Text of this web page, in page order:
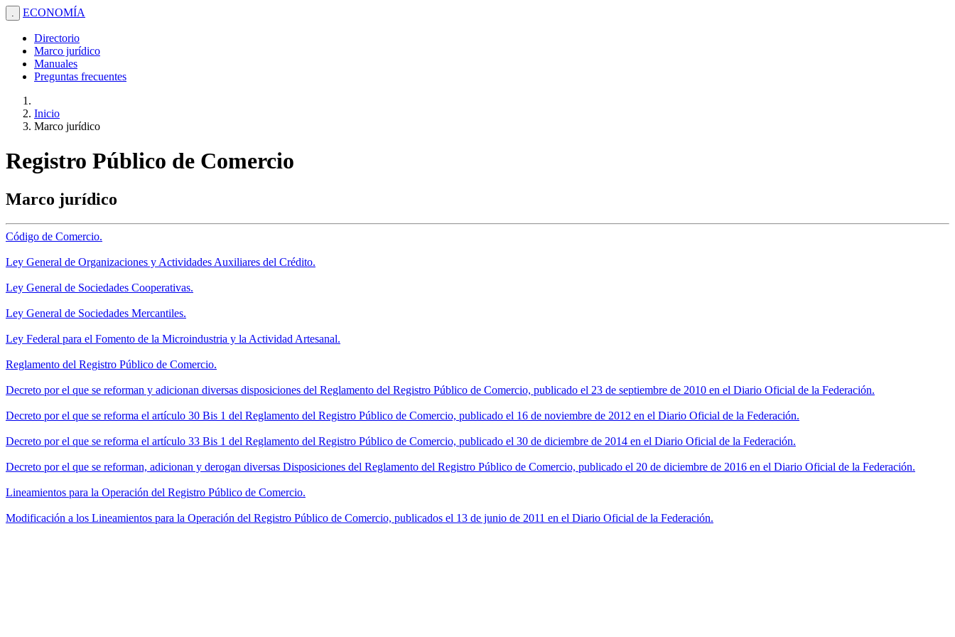
. ECONOMÍA
Directorio
Marco jurídico
Manuales
Preguntas frecuentes
Inicio
Marco jurídico
Registro Público de Comercio
Marco jurídico
Código de Comercio.
Ley General de Organizaciones y Actividades Auxiliares del Crédito.
Ley General de Sociedades Cooperativas.
Ley General de Sociedades Mercantiles.
Ley Federal para el Fomento de la Microindustria y la Actividad Artesanal.
Reglamento del Registro Público de Comercio.
Decreto por el que se reforman y adicionan diversas disposiciones del Reglamento del Registro Público de Comercio, publicado el 23 de septiembre de 2010 en el Diario Oficial de la Federación.
Decreto por el que se reforma el artículo 30 Bis 1 del Reglamento del Registro Público de Comercio, publicado el 16 de noviembre de 2012 en el Diario Oficial de la Federación.
Decreto por el que se reforma el artículo 33 Bis 1 del Reglamento del Registro Público de Comercio, publicado el 30 de diciembre de 2014 en el Diario Oficial de la Federación.
Decreto por el que se reforman, adicionan y derogan diversas Disposiciones del Reglamento del Registro Público de Comercio, publicado el 20 de diciembre de 2016 en el Diario Oficial de la Federación.
Lineamientos para la Operación del Registro Público de Comercio.
Modificación a los Lineamientos para la Operación del Registro Público de Comercio, publicados el 13 de junio de 2011 en el Diario Oficial de la Federación.